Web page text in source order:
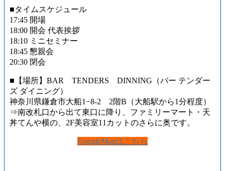
■タイムスケジュール
17:45 開場
18:00 開会 代表挨拶
18:10 ミニセミナー
18:45 懇親会
20:30 閉会
■【場所】BAR TENDERS DINNING（バー テンダー
ズ ダイニング）
神奈川県鎌倉市大船1−8-2 2階B（大船駅から1分程度）
⇒南改札口から出て東口に降り、ファミリーマート・天
丼てんや横の、2F美容室11カットのさらに奥です。
GoogleMapはこちら